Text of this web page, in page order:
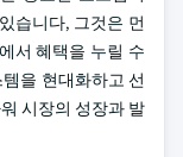
습니다, 그것은 먼
서 혜택을 누릴 수
을 현대화하고 선
시장의 성장과 발